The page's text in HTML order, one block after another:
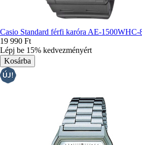
Casio Standard férfi karóra AE-
19 990 Ft
Lépj be 15% kedvezményért